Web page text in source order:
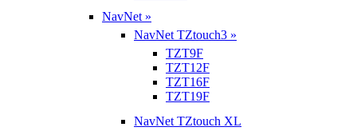
NavNet »
NavNet TZtouch3 »
TZT9F
TZT12F
TZT16F
TZT19F
NavNet TZtouch XL